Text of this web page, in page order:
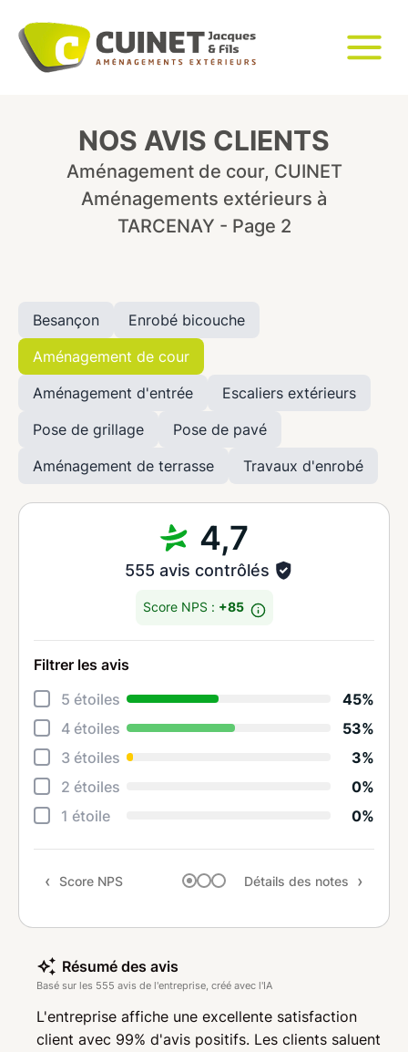
Aménagement de cour, CUINET
Aménagements extérieurs à
TARCENAY - Page 2
NOS AVIS CLIENTS
Besançon
Enrobé bicouche
Aménagement de cour
Aménagement d'entrée
Escaliers extérieurs
Pose de grillage
Pose de pavé
Aménagement de terrasse
Travaux d'enrobé
4,7
555 avis contrôlés
Score NPS : +85
Filtrer les avis
5 étoiles
45%
4 étoiles
53%
3 étoiles
3%
2 étoiles
0%
1 étoile
0%
Score NPS Détails des notes
Résumé des avis
Basé sur les 555 avis de l'entreprise, créé avec l'IA
L'entreprise affiche une excellente satisfaction
client avec 99% d'avis positifs. Les clients saluent